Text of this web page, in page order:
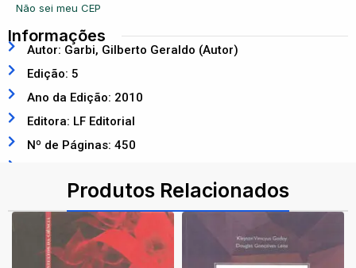
Não sei meu CEP
Informações
Autor: Garbi, Gilberto Geraldo (Autor)
Edição: 5
Ano da Edição: 2010
Editora: LF Editorial
Nº de Páginas: 450
Produtos Relacionados